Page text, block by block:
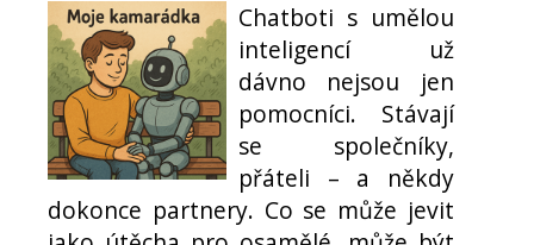
Chatboti s umělou
inteligencí už
dávno nejsou jen
pomocníci. Stávají
se společníky,
přáteli – a někdy
dokonce partnery. Co se může jevit